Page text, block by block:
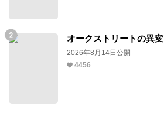
オークストリートの異変
2026年8月14日公開
4456